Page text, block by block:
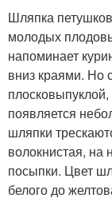
Шляпка
молодых
напоминает
вниз краями. Но
появляется
шляпки
волокнистая, на
посыпки. Цвет
белого до